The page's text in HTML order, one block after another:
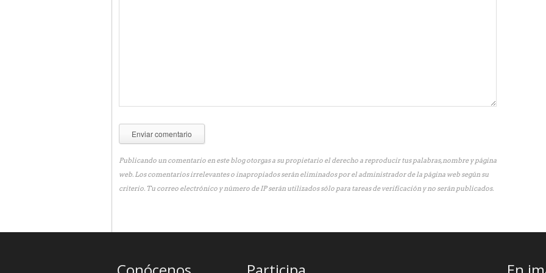
Publicando un comentario en este blog otorgas a su propietario el derecho a reproducir tus palabras, nombre y página
web. Los comentarios irrelevantes o inapropiados serán eliminados por el administrador de la página web según su
criterio. Tu correo electrónico y número de IP serán utilizados sólo para tareas de verificación y no serán publicados.